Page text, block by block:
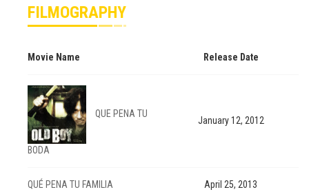
FILMOGRAPHY
Movie Name Release Date
QUE PENA TU
BODA
January 12, 2012
QUÉ PENA TU FAMILIA April 25, 2013